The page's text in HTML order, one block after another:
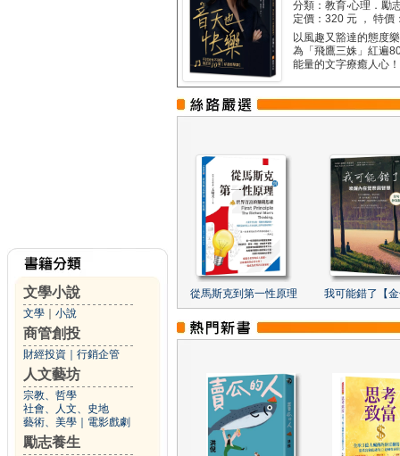
文學小說
文學 小說
商管創投
財經投資 行銷企管
人文藝坊
宗教、哲學
社會、人文、史地
藝術、美學
電影戲劇
勵志養生
分類：教育‧心理．勵
定價：320 元 ， 特價
以風趣又豁達的態度
為「飛鷹三姝」紅遍
能量的文字療癒人心
從馬斯克到第一性原理 我可能錯了【